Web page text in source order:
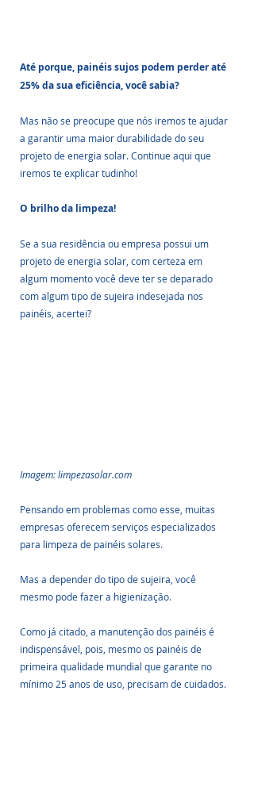
Até porque, painéis sujos podem perder até
25% da sua eficiência, você sabia?
Mas não se preocupe que nós iremos te ajudar
a garantir uma maior durabilidade do seu
projeto de energia solar. Continue aqui que
iremos te explicar tudinho!
O brilho da limpeza!
Se a sua residência ou empresa possui um
projeto de energia solar, com certeza em
algum momento você deve ter se deparado
com algum tipo de sujeira indesejada nos
painéis, acertei?
Imagem: limpezasolar.com
Pensando em problemas como esse, muitas
empresas oferecem serviços especializados
para limpeza de painéis solares.
Mas a depender do tipo de sujeira, você
mesmo pode fazer a higienização.
Como já citado, a manutenção dos painéis é
indispensável, pois, mesmo os painéis de
primeira qualidade mundial que garante no
mínimo 25 anos de uso, precisam de cuidados.